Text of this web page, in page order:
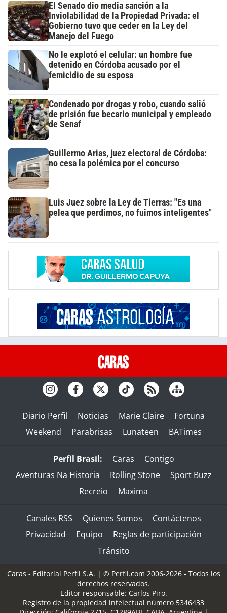
El Senado dio media sanción a la
Inviolabilidad de la Propiedad Privada: el
Gobierno tuvo que ceder en la Ley del
Manejo del Fuego
No le explotó el celular: un hombre fue
detenido en Córdoba acusado por el
femicidio de su esposa
Condenado por drogas y robo, cuando salió
de prisión fue becario municipal y empleado
de Senaf
Guillermo Arias, juez electoral de Córdoba:
no cesa la polémica por el concurso
Luis Juez sobre la Ley de Tierras: "Es una
pelea que perdimos, no fuimos inteligentes"
Diario Perfil Noticias Marie Claire
Fortuna
Weekend
Parabrisas Lunateen BATimes
Perfil Brasil: Caras
Contigo
Aventuras Na Historia
Rolling Stone
Sport Buzz
Recreio
Maxima
Canales RSS Quienes Somos
Contáctenos
Privacidad
Equipo
Reglas de participación
Tránsito
Caras - Editorial Perfil S.A. | © Perfil.com 2006-2026 - Todos los
derechos reservados.
Editor responsable: Carlos Piro.
Registro de la propiedad intelectual número 5346433